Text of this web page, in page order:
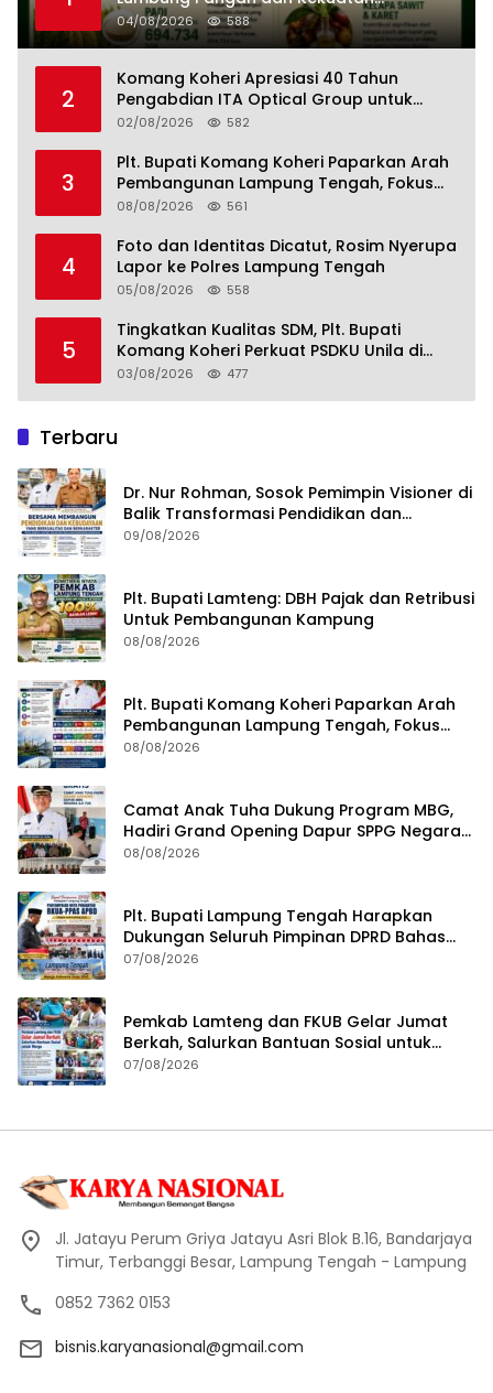
Perkebunan Lampung, Komang Koheri:
Kemandirian Pangan adalah Fondasi
04/08/2026 588
2
Komang Koheri Apresiasi 40 Tahun
Pengabdian ITA Optical Group untuk
Kesehatan Mata Masyarakat Lamteng
02/08/2026 582
3
Plt. Bupati Komang Koheri Paparkan Arah
Pembangunan Lampung Tengah, Fokus
pada SDM, Ekonomi, Infrastruktur dan
08/08/2026 561
4
Foto dan Identitas Dicatut, Rosim Nyerupa
Lapor ke Polres Lampung Tengah
05/08/2026 558
5
Tingkatkan Kualitas SDM, Plt. Bupati
Komang Koheri Perkuat PSDKU Unila di
Lampung Tengah
03/08/2026 477
Terbaru
Dr. Nur Rohman, Sosok Pemimpin Visioner di
Balik Transformasi Pendidikan dan
Kebudayaan Lampung Tengah
09/08/2026
Plt. Bupati Lamteng: DBH Pajak dan Retribusi
Untuk Pembangunan Kampung
08/08/2026
Plt. Bupati Komang Koheri Paparkan Arah
Pembangunan Lampung Tengah, Fokus
pada SDM, Ekonomi, Infrastruktur dan
08/08/2026
Camat Anak Tuha Dukung Program MBG,
Hadiri Grand Opening Dapur SPPG Negara
Aji Tua Lampung Tengah
08/08/2026
Plt. Bupati Lampung Tengah Harapkan
Dukungan Seluruh Pimpinan DPRD Bahas
RKUA-PPAS APBD Tahun 2027
07/08/2026
Pemkab Lamteng dan FKUB Gelar Jumat
Berkah, Salurkan Bantuan Sosial untuk
Warga
07/08/2026
Jl. Jatayu Perum Griya Jatayu Asri Blok B.16, Bandarjaya
Timur, Terbanggi Besar, Lampung Tengah - Lampung
0852 7362 0153
bisnis.karyanasional@gmail.com